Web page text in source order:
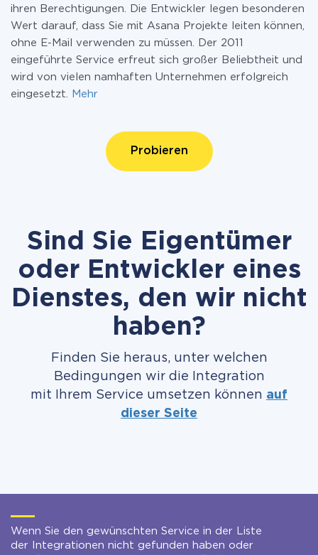
ihren Berechtigungen. Die Entwickler legen besonderen
Wert darauf, dass Sie mit Asana Projekte leiten können,
ohne E-Mail verwenden zu müssen. Der 2011
eingeführte Service erfreut sich großer Beliebtheit und
wird von vielen namhaften Unternehmen erfolgreich
eingesetzt.
Mehr
Probieren
Sind Sie Eigentümer
oder Entwickler eines
Dienstes, den wir nicht
haben?
Finden Sie heraus, unter welchen
Bedingungen wir die Integration
mit Ihrem Service umsetzen können auf
dieser Seite
Wenn Sie den gewünschten Service in der Liste
der Integrationen nicht gefunden haben oder